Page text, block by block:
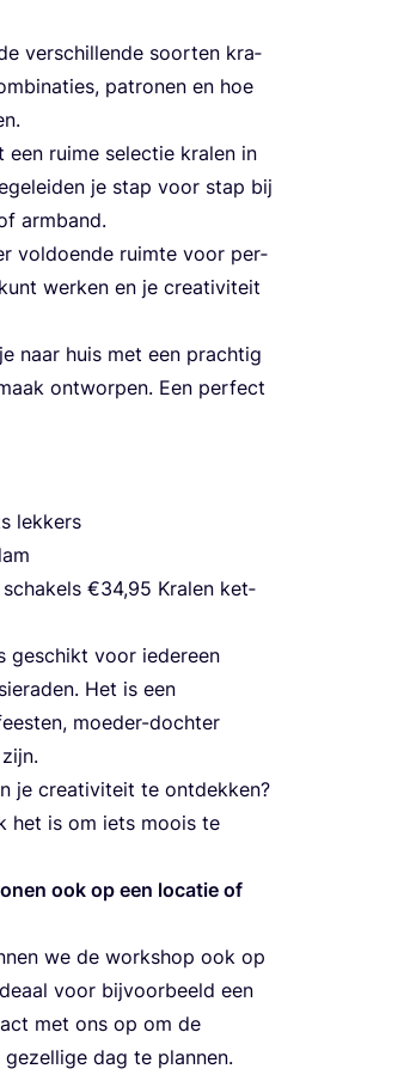
ver­schil­len­de soor­ten kra­
patro­nen en hoe
een rui­me selec­tie kra­len in
je stap voor stap bij
armband.
vol­doen­de ruim­te voor per­
wer­ken en je cre­a­ti­vi­teit
naar huis met een prach­tig
ont­wor­pen. Een per­fect
lekkers
€34,95 Kra­len ket­
geschikt voor ieder­een
Het is een
moe­der-doch­ter
je cre­a­ti­vi­teit te ont­dek­ken?
het is om iets moois te
ook op een loca­tie of
we de work­shop ook op
voor bij­voor­beeld een
met ons op om de
dag te plannen.